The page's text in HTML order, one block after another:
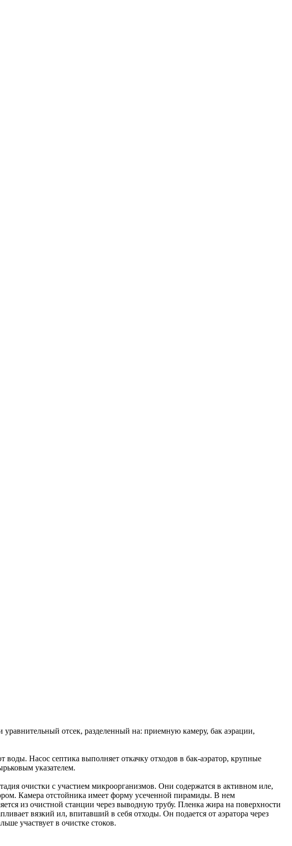
отсек, разделенный на: приемную камеру, бак аэрации,
Насос септика выполняет откачку отходов в бак-аэратор, крупные
указателем.
очистки с участием микроорганизмов. Они содержатся в активном иле,
Камера отстойника имеет форму усеченной пирамиды. В нем
из очистной станции через выводную трубу. Пленка жира на поверхности
вязкий ил, впитавший в себя отходы. Он подается от аэратора через
участвует в очистке стоков.